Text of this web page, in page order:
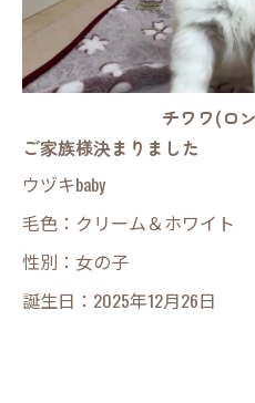
チワワ(ロ
ご家族様決まりました
ウヅキbaby
毛色：クリーム＆ホワイト
性別：女の子
誕生日：2025年12月26日